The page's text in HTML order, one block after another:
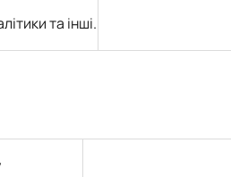
та інші.